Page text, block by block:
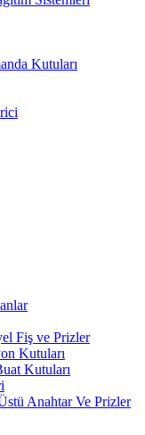
Kutuları
Fiş ve Prizler
Kutuları
Kutuları
Anahtar Ve Prizler